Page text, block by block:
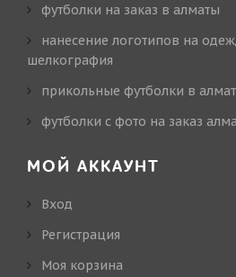
футболки на заказ в алматы
нанесение логотипов на
шелкография
прикольные футболки в
футболки с фото на заказ
МОЙ АККАУНТ
Вход
Регистрация
Моя корзина